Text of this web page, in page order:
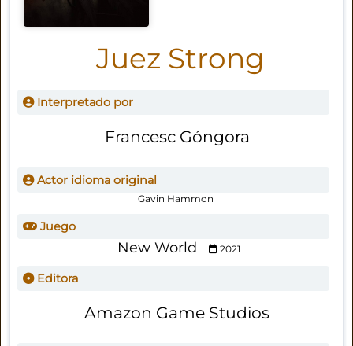
Juez Strong
Interpretado por
Francesc Góngora
Actor idioma original
Gavin Hammon
Juego
New World 2021
Editora
Amazon Game Studios